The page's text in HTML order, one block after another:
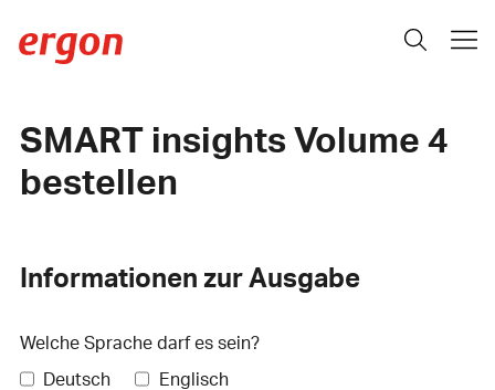
SMART insights Volume 4
bestellen
Informationen zur Ausgabe
Welche Sprache darf es sein?
Deutsch
Englisch